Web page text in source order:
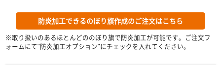
防炎加工できるのぼり旗作成のご注文はこちら
※取り扱いのあるほとんどののぼり旗で防炎加工が可能です。ご注文フ
ォームにて"防炎加工オプション"にチェックを入れてください。